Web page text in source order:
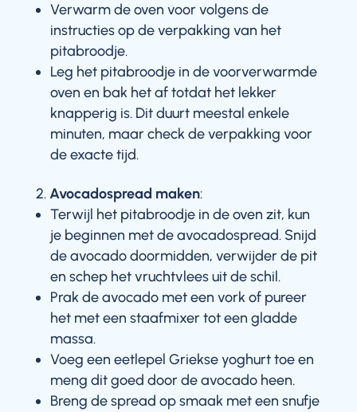
Verwarm de oven voor volgens de
instructies op de verpakking van het
pitabroodje.
Leg het pitabroodje in de voorverwarmde
oven en bak het af totdat het lekker
knapperig is. Dit duurt meestal enkele
minuten, maar check de verpakking voor
de exacte tijd.
Avocadospread maken:
Terwijl het pitabroodje in de oven zit, kun
je beginnen met de avocadospread. Snijd
de avocado doormidden, verwijder de pit
en schep het vruchtvlees uit de schil.
Prak de avocado met een vork of pureer
het met een staafmixer tot een gladde
massa.
Voeg een eetlepel Griekse yoghurt toe en
meng dit goed door de avocado heen.
Breng de spread op smaak met een snufje